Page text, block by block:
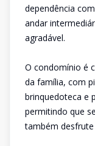
dependência
andar
agradável.
O condomínio é
da família, com
brinquedoteca e
permitindo que
também